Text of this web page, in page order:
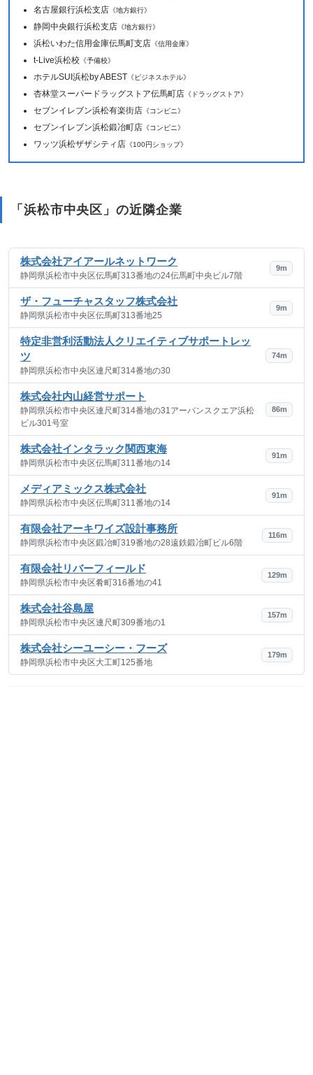
名古屋銀行浜松支店 《地方銀行》
静岡中央銀行浜松支店 《地方銀行》
浜松いわた信用金庫伝馬町支店 《信用金庫》
t-Live浜松校 《予備校》
ホテルSUI浜松by ABEST 《ビジネスホテル》
杏林堂スーパードラッグストア伝馬町店 《ドラッグストア》
セブンイレブン浜松有楽街店 《コンビニ》
セブンイレブン浜松鍛冶町店 《コンビニ》
ワッツ浜松ザザシティ店 《100円ショップ》
「浜松市中央区」の近隣企業
株式会社アイアールネットワーク
静岡県浜松市中央区伝馬町313番地の24伝馬町中央ビル7階
9m
ザ・フューチャスタッフ株式会社
静岡県浜松市中央区伝馬町313番地25
9m
特定非営利活動法人クリエイティブサポートレッ
ツ
静岡県浜松市中央区連尺町314番地の30
74m
株式会社内山経営サポート
静岡県浜松市中央区連尺町314番地の31アーバンスクエア浜松
ビル301号室
86m
株式会社インタラック関西東海
静岡県浜松市中央区伝馬町311番地の14
91m
メディアミックス株式会社
静岡県浜松市中央区伝馬町311番地の14
91m
有限会社アーキワイズ設計事務所
静岡県浜松市中央区鍛冶町319番地の28遠鉄鍛冶町ビル6階
116m
有限会社リバーフィールド
静岡県浜松市中央区肴町316番地の41
129m
株式会社谷島屋
静岡県浜松市中央区連尺町309番地の1
157m
株式会社シーユーシー・フーズ
静岡県浜松市中央区大工町125番地
179m